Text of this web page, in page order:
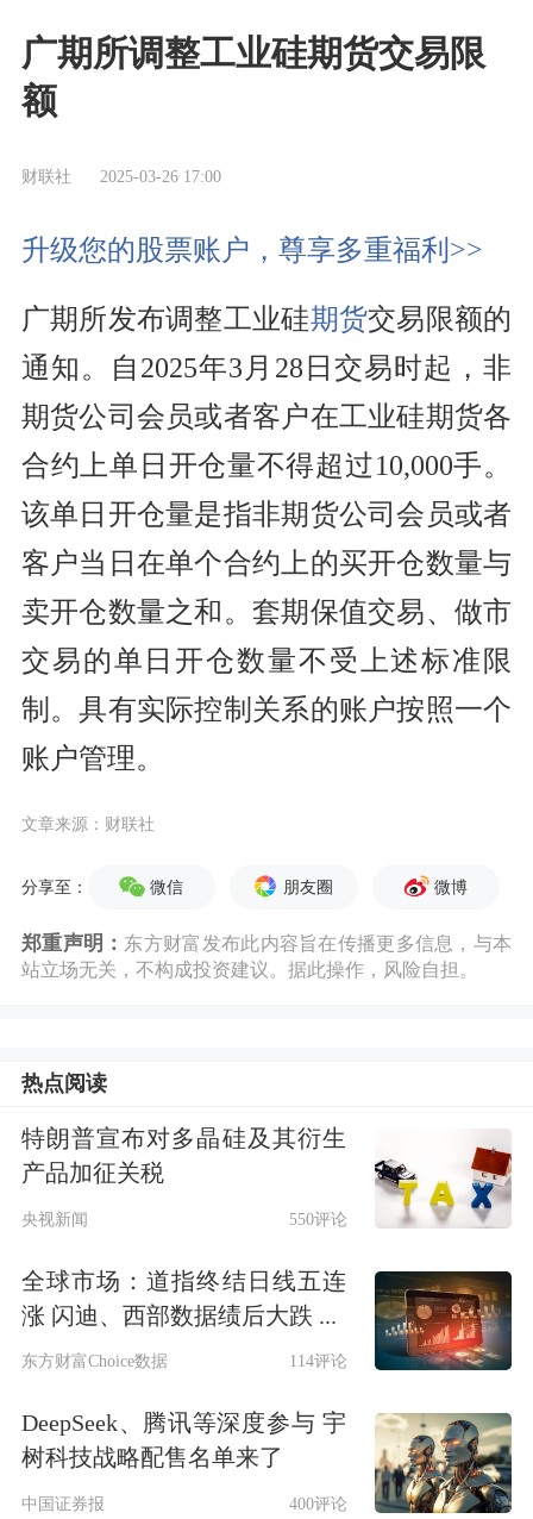
广期所调整工业硅期货交易限
额
财联社 2025-03-26 17:00
升级您的股票账户，尊享多重福利>>
广期所发布调整工业硅期货交易限额的
通知。自2025年3月28日交易时起，非
期货公司会员或者客户在工业硅期货各
合约上单日开仓量不得超过10,000手。
该单日开仓量是指非期货公司会员或者
客户当日在单个合约上的买开仓数量与
卖开仓数量之和。套期保值交易、做市
交易的单日开仓数量不受上述标准限
制。具有实际控制关系的账户按照一个
账户管理。
文章来源：财联社
分享至： 微信 朋友圈 微博
郑重声明： 东方财富发布此内容旨在传播更多信息，与本
站立场无关，不构成投资建议。据此操作，风险自担。
热点阅读
特朗普宣布对多晶硅及其衍生
产品加征关税
央视新闻 550评论
全球市场：道指终结日线五连
涨 闪迪、西部数据绩后大跌 ...
东方财富Choice数据 114评论
DeepSeek、腾讯等深度参与 宇
树科技战略配售名单来了
中国证券报 400评论